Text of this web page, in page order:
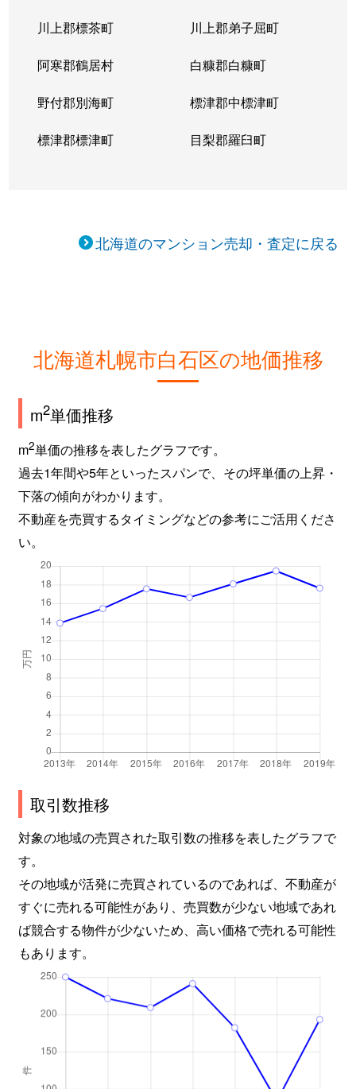
川上郡標茶町 川上郡弟子屈町
阿寒郡鶴居村 白糠郡白糠町
野付郡別海町 標津郡中標津町
標津郡標津町 目梨郡羅臼町
北海道のマンション売却・査定に戻る
北海道札幌市白石区の地価推移
m2単価推移
m2単価の推移を表したグラフです。
過去1年間や5年といったスパンで、その坪単価の上昇・
下落の傾向がわかります。
不動産を売買するタイミングなどの参考にご活用くださ
い。
取引数推移
対象の地域の売買された取引数の推移を表したグラフで
す。
その地域が活発に売買されているのであれば、不動産が
すぐに売れる可能性があり、売買数が少ない地域であれ
ば競合する物件が少ないため、高い価格で売れる可能性
もあります。